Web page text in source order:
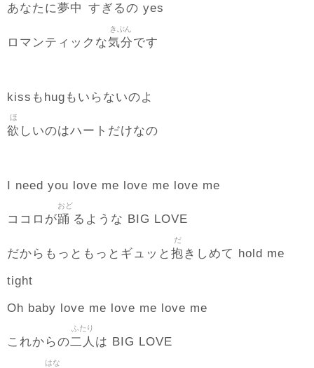
あなたに夢中 すぎるの yes
ロマンティックな気分
きぶん
です
kissもhugもいらないのよ
欲
ほ
しいのはハートだけなの
I need you love me love me love me
ココロが踊
おど
るような BIG LOVE
だからもっともっとギュッと 抱
だ
きしめて hold me
tight
Oh baby love me love me love me
これからの二人
ふたり
は BIG LOVE
はな